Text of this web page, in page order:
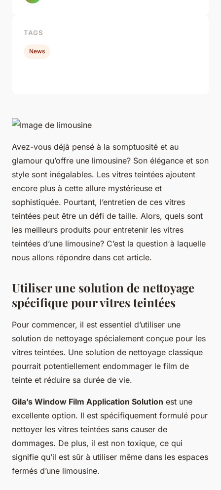
Avez-vous déjà pensé à la somptuosité et au
glamour qu’offre une limousine? Son élégance et son
style sont inégalables. Les vitres teintées ajoutent
encore plus à cette allure mystérieuse et
sophistiquée. Pourtant, l’entretien de ces vitres
teintées peut être un défi de taille. Alors, quels sont
les meilleurs produits pour entretenir les vitres
teintées d’une limousine? C’est la question à laquelle
nous allons répondre dans cet article.
Utiliser une solution de nettoyage
spécifique pour vitres teintées
Pour commencer, il est essentiel d’utiliser une
solution de nettoyage spécialement conçue pour les
vitres teintées. Une solution de nettoyage classique
pourrait potentiellement endommager le film de
teinte et réduire sa durée de vie.
Gila’s Window Film Application Solution est une
excellente option. Il est spécifiquement formulé pour
nettoyer les vitres teintées sans causer de
dommages. De plus, il est non toxique, ce qui
signifie qu’il est sûr à utiliser même dans les espaces
fermés d’une limousine.
TAGS
News